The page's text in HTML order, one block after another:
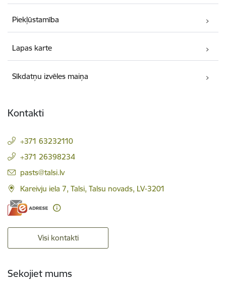
Piekļūstamība
Lapas karte
Sīkdatņu izvēles maiņa
Kontakti
+371 63232110
+371 26398234
E-pasts:
pasts@talsi.lv
Kareivju iela 7, Talsi, Talsu novads, LV-3201
Visi kontakti
Sekojiet mums